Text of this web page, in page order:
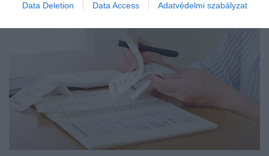
Data Deletion Data Access Adatvédelmi szabályzat